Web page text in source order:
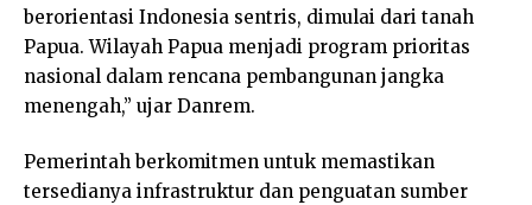
berorientasi Indonesia sentris, dimulai dari tanah
Papua. Wilayah Papua menjadi program prioritas
nasional dalam rencana pembangunan jangka
menengah,” ujar Danrem.
Pemerintah berkomitmen untuk memastikan
tersedianya infrastruktur dan penguatan sumber